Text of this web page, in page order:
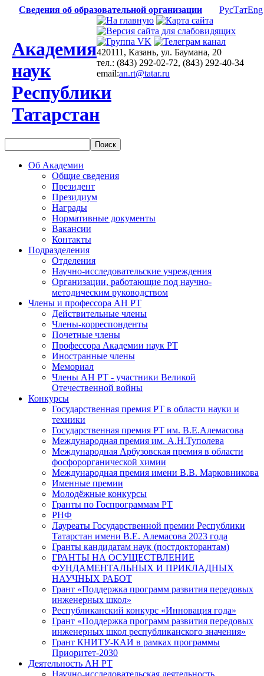
Сведения об образовательной организации РусТатEng
Академия
наук
Республики
Татарстан
420111, Казань, ул. Баумана, 20
тел.: (843) 292-02-72, (843) 292-40-34
email:an.rt@tatar.ru
Об Академии
Общие сведения
Президент
Президиум
Награды
Нормативные документы
Вакансии
Контакты
Подразделения
Отделения
Научно-исследовательские учреждения
Организации, работающие под научно-
методическим руководством
Члены и профессора АН РТ
Действительные члены
Члены-корреспонденты
Почетные члены
Профессора Академии наук РТ
Иностранные члены
Мемориал
Члены АН РТ - участники Великой
Отечественной войны
Конкурсы
Государственная премия РТ в области науки и
техники
Государственная премия РТ им. В.Е.Алемасова
Международная премия им. А.Н.Туполева
Международная Арбузовская премия в области
фосфорорганической химии
Международная премия имени В.В. Марковникова
Именные премии
Молодёжные конкурсы
Гранты по Госпрограммам РТ
РНФ
Лауреаты Государственной премии Республики
Татарстан имени В.Е. Алемасова 2023 года
Гранты кандидатам наук (постдокторантам)
ГРАНТЫ НА ОСУЩЕСТВЛЕНИЕ
ФУНДАМЕНТАЛЬНЫХ И ПРИКЛАДНЫХ
НАУЧНЫХ РАБОТ
Грант «Поддержка программ развития передовых
инженерных школ»
Республиканский конкурс «Инновация года»
Грант «Поддержка программ развития передовых
инженерных школ республиканского значения»
Грант КНИТУ-КАИ в рамках программы
Приоритет-2030
Деятельность АН РТ
Научно-исследовательская деятельность